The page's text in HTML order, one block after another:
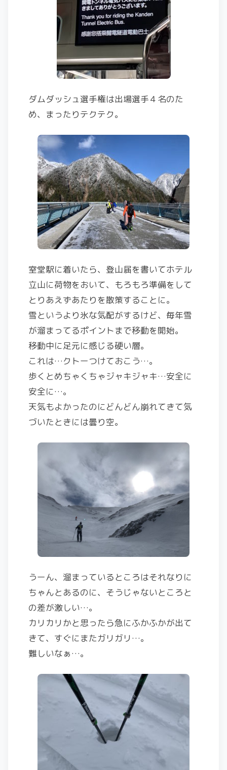
ダムダッシュ選手権は出場選手４名のた
め、まったりテクテク。
室堂駅に着いたら、登山届を書いてホテル
立山に荷物をおいて、もろもろ準備をして
とりあえずあたりを散策することに。
雪というより氷な気配がするけど、毎年雪
が溜まってるポイントまで移動を開始。
移動中に足元に感じる硬い層。
これは…クトーつけておこう…。
歩くとめちゃくちゃジャキジャキ…安全に
安全に…。
天気もよかったのにどんどん崩れてきて気
づいたときには曇り空。
うーん、溜まっているところはそれなりに
ちゃんとあるのに、そうじゃないところと
の差が激しい…。
カリカリかと思ったら急にふかふかが出て
きて、すぐにまたガリガリ…。
難しいなぁ…。